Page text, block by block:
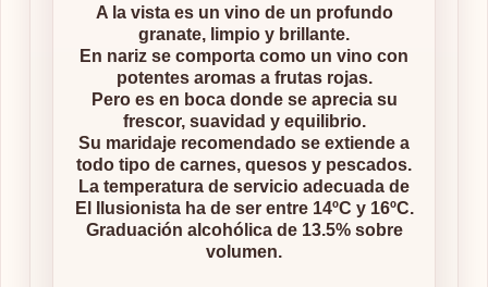
A la vista es un vino de un profundo
granate, limpio y brillante.
En nariz se comporta como un vino con
potentes aromas a frutas rojas.
Pero es en boca donde se aprecia su
frescor, suavidad y equilibrio.
Su maridaje recomendado se extiende a
todo tipo de carnes, quesos y pescados.
La temperatura de servicio adecuada de
El Ilusionista ha de ser entre 14ºC y 16ºC.
Graduación alcohólica de 13.5% sobre
volumen.